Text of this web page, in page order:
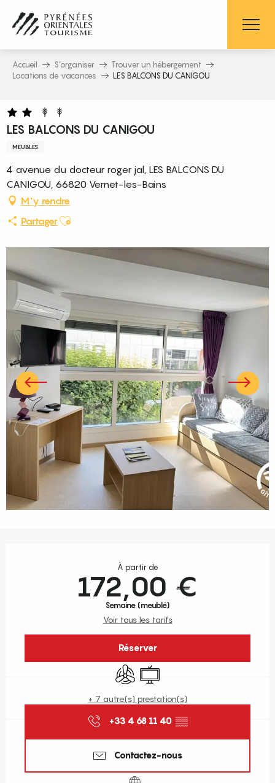
contenu
principal
Accueil S’organiser
Trouver un hébergement
Locations de vacances
LES BALCONS DU CANIGOU
LES BALCONS DU CANIGOU
MEUBLÉS
4 avenue du docteur roger jal, LES BALCONS DU
CANIGOU, 66820 Vernet-les-Bains
M'y rendre
PartagerAjouter aux favoris
À partir de
172,00 €
Semaine (meublé)
Voir tous les tarifs
Réserver
Air conditionné
Télévision
+ 7 autre(s) prestation(s)
+33 4 68 11 40 ▒▒
Contactez-nous